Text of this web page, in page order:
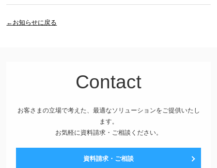
←お知らせに戻る
Contact
お客さまの立場で考えた、最適なソリューションをご提供いたし
ます。
お気軽に資料請求・ご相談ください。
資料請求・ご相談